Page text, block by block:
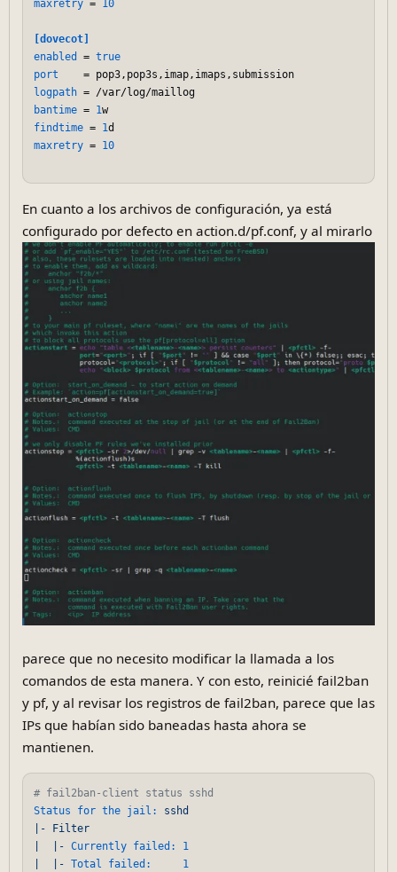
maxretry = 10
[dovecot]
enabled
= true
port
logpath
bantime = 1
findtime = 1
maxretry = 10
En cuanto a los archivos de configuración, ya está
configurado por defecto en action.d/pf.conf, y al mirarlo
parece que no necesito modificar la llamada a los
comandos de esta manera. Y con esto, reinicié fail2ban
y pf, y al revisar los registros de fail2ban, parece que las
IPs que habían sido baneadas hasta ahora se
mantienen.
# fail2ban-client status sshd
Status for the jail:
sshd
|-
Filter
|- Currently failed:
1
|- Total failed:
1